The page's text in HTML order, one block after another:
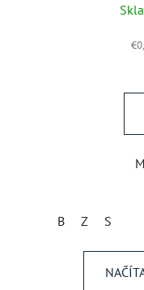
B Z S